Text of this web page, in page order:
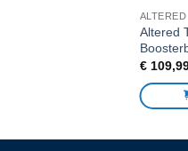
ALTERED
Altered
€